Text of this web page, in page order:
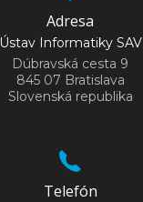
Adresa
Ústav Informatiky SAV
Dúbravská cesta 9
845 07 Bratislava
Slovenská republika
Telefón